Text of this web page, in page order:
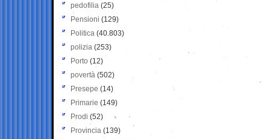
pedofilia (25)
Pensioni (129)
Politica (40.803)
polizia (253)
Porto (12)
povertà (502)
Presepe (14)
Primarie (149)
Prodi (52)
Provincia (139)